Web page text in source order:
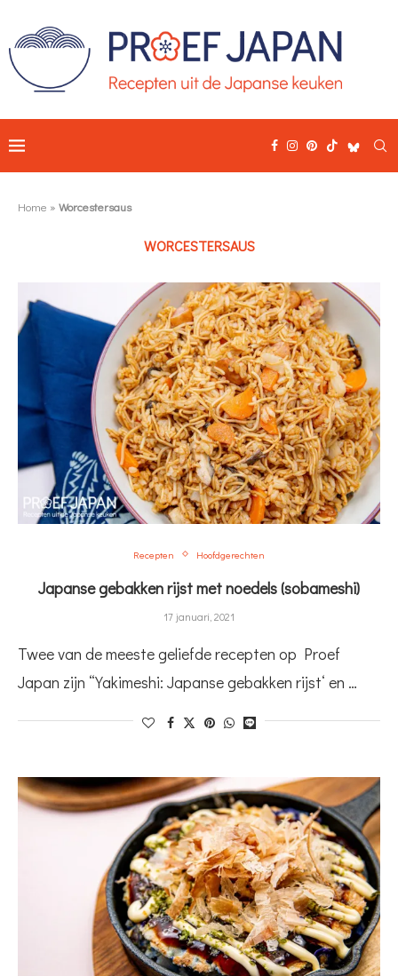
Home » Worcestersaus
WORCESTERSAUS
Recepten Hoofdgerechten
Japanse gebakken rijst met noedels (sobameshi)
17 januari, 2021
Twee van de meeste geliefde recepten op Proef
Japan zijn “Yakimeshi: Japanse gebakken rijst‘ en …